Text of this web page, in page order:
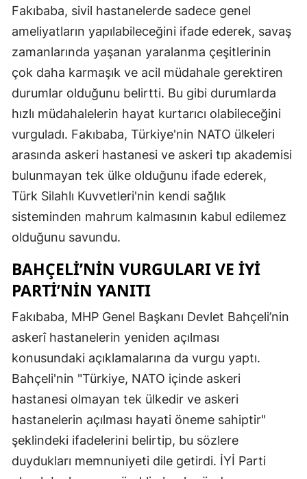
Fakıbaba, sivil hastanelerde sadece genel
ameliyatların yapılabileceğini ifade ederek, savaş
zamanlarında yaşanan yaralanma çeşitlerinin
çok daha karmaşık ve acil müdahale gerektiren
durumlar olduğunu belirtti. Bu gibi durumlarda
hızlı müdahalelerin hayat kurtarıcı olabileceğini
vurguladı. Fakıbaba, Türkiye'nin NATO ülkeleri
arasında askeri hastanesi ve askeri tıp akademisi
bulunmayan tek ülke olduğunu ifade ederek,
Türk Silahlı Kuvvetleri'nin kendi sağlık
sisteminden mahrum kalmasının kabul edilemez
olduğunu savundu.
BAHÇELI’NIN VURGULARI VE İYİ
PARTI’NIN YANITI
Fakıbaba, MHP Genel Başkanı Devlet Bahçeli’nin
askerî hastanelerin yeniden açılması
konusundaki açıklamalarına da vurgu yaptı.
Bahçeli'nin "Türkiye, NATO içinde askeri
hastanesi olmayan tek ülkedir ve askeri
hastanelerin açılması hayati öneme sahiptir"
şeklindeki ifadelerini belirtip, bu sözlere
duydukları memnuniyeti dile getirdi. İYİ Parti